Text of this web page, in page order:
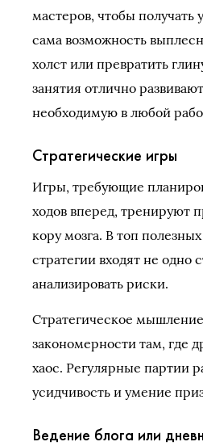
мастеров, чтобы получать
сама возможность
холст или превратить
занятия отлично
необходимую в любой
Стратегические игры
Игры, требующие
ходов вперед, тренируют
кору мозга. В топ
стратегии входят не одно
анализировать риски.
Стратегическое
закономерности там, где
хаос. Регулярные партии
усидчивость и умение
Ведение блога или